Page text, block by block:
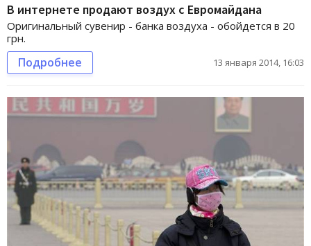
В интернете продают воздух с Евромайдана
Оригинальный сувенир - банка воздуха - обойдется в 20
грн.
Подробнее 13 января 2014, 16:03